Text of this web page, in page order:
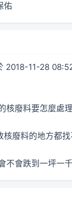
佑
2018-11-28
核廢料要怎麼處
核廢料的地方都
不會跌到一坪一千